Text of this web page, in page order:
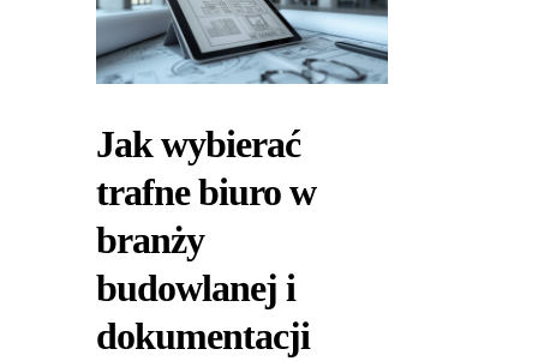
Jak wybierać
trafne biuro w
branży
budowlanej i
dokumentacji